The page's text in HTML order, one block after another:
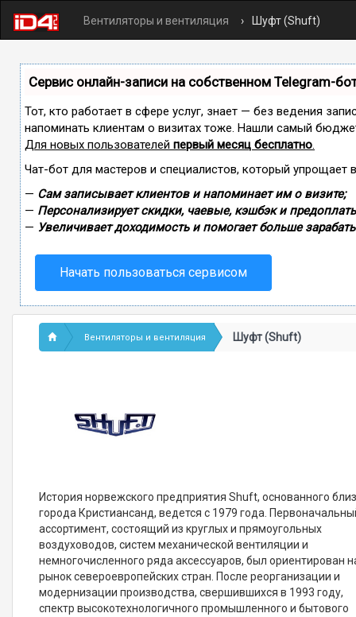
Вентиляторы и вентиляция Шуфт (Shuft)
Сервис онлайн-записи на собственном Telegram-
Тот, кто работает в сфере услуг, знает — без ведения
напоминать клиентам о визитах тоже. Нашли самый
Для новых пользователей первый месяц бесплатно.
Чат-бот для мастеров и специалистов, который упрощает
— Сам записывает клиентов и напоминает им о визите;
— Персонализирует скидки, чаевые, кэшбэк и
— Увеличивает доходимость и помогает больше
Начать пользоваться сервисом
Вентиляторы и вентиляция Шуфт (Shuft)
История норвежского предприятия Shuft, основанного
города Кристиансанд, ведется с 1979 года.
ассортимент, состоящий из круглых и прямоугольных
воздуховодов, систем механической вентиляции и
немногочисленного ряда аксессуаров, был ориентирован
рынок североевропейских стран. После реорганизации и
модернизации производства, свершившихся в 1993 году,
спектр высокотехнологичного промышленного и бытового